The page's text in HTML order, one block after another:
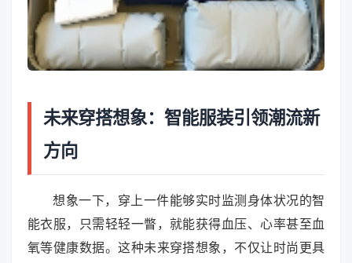
未来穿搭想象：智能服装引领潮流新
方向
想象一下，穿上一件能够实时监测身体状况的智
能衣服，只需轻轻一瞥，就能获得血压、心率甚至血
氧等健康数据。这种未来穿搭想象，不仅让时尚更具